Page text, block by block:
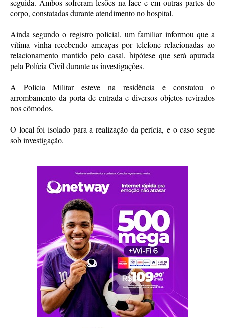
corpo, constatadas durante atendimento no hospital.
Ainda segundo o registro policial, um familiar informou que a
vítima vinha recebendo ameaças por telefone relacionadas ao
relacionamento mantido pelo casal, hipótese que será apurada
pela Polícia Civil durante as investigações.
A Polícia Militar esteve na residência e constatou o
arrombamento da porta de entrada e diversos objetos revirados
nos cômodos.
O local foi isolado para a realização da perícia, e o caso segue
sob investigação.